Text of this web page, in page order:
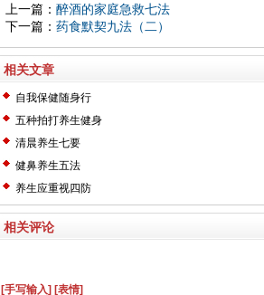
上一篇： 醉酒的家庭急救七法
下一篇： 药食默契九法（二）
相关文章
自我保健随身行
五种拍打养生健身
清晨养生七要
健鼻养生五法
养生应重视四防
相关评论
[手写输入] [表情]